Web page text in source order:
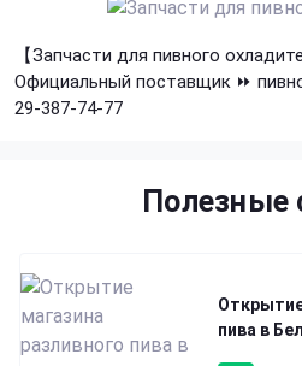
【Запчасти для пивного
Официальный поставщик ⏩
29-387-74-77
Полезные
пива в